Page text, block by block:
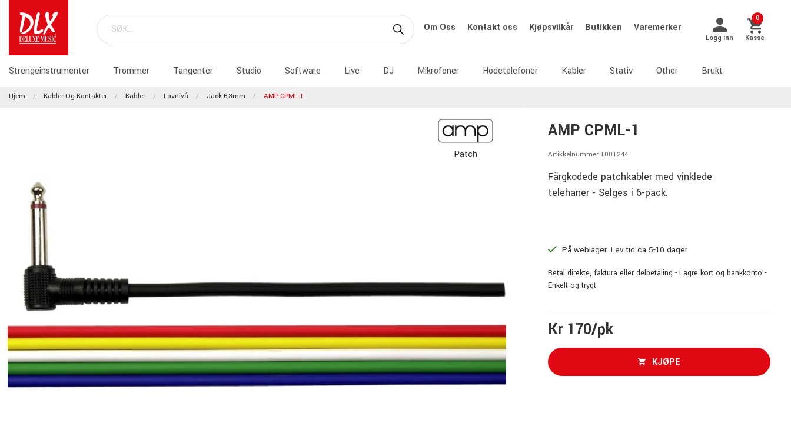
Om Oss Kontakt oss Kjøpsvilkår Butikken Varemerker
Logg inn
0
Kasse
Strengeinstrumenter Trommer Tangenter Studio Software Live DJ Mikrofoner Hodetelefoner Kabler Stativ Other Brukt
Hjem Kabler Og Kontakter Kabler Lavnivå Jack 6,3mm AMP CPML-1
Patch
AMP CPML-1
Artikkelnummer 1001244
Färgkodede patchkabler med vinklede
telehaner - Selges i 6-pack.
På weblager. Lev.tid ca 5-10 dager
Betal direkte, faktura eller delbetaling - Lagre kort og bankkonto -
Enkelt og trygt
Kr 170/pk
KJØPE